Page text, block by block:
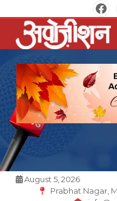
to
content
August 5, 2026
Prabhat Nagar,